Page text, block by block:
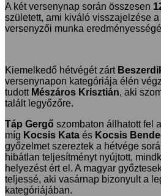
A két versenynap során összesen
született, ami kiváló visszajelzése
versenyzői munka
Kiemelkedő hétvégét zárt
versenynapon kategóriája élén
tudott Mészáros Krisztián, aki
talált legyőzőre.
Táp Gergő szombaton állhatott fel
míg Kocsis Kata és Kocsis
győzelmet szereztek a hétvége
hibátlan teljesítményt nyújtott,
helyezést ért el. A magyar
teljessé, aki vasárnap bizonyult a
kategóriájában.